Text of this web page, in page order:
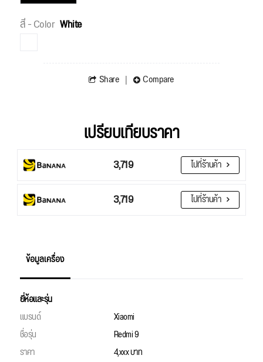
สี - Color White
Share Compare
เปรียบเทียบราคา
3,719 ไปที่ร้านค้า
3,719 ไปที่ร้านค้า
ข้อมูลเครื่อง
ยี่ห้อและรุ่น
แบรนด์
Xiaomi
ชื่อรุ่น
Redmi 9
ราคา
4,xxx บาท